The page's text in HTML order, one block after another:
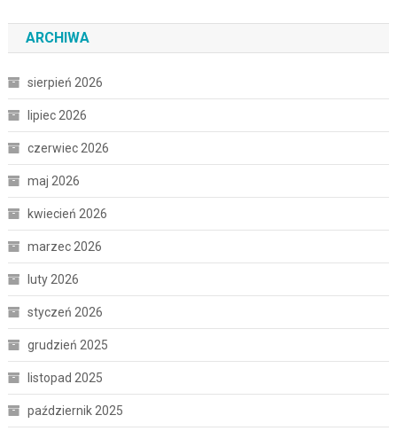
ARCHIWA
sierpień 2026
lipiec 2026
czerwiec 2026
maj 2026
kwiecień 2026
marzec 2026
luty 2026
styczeń 2026
grudzień 2025
listopad 2025
październik 2025